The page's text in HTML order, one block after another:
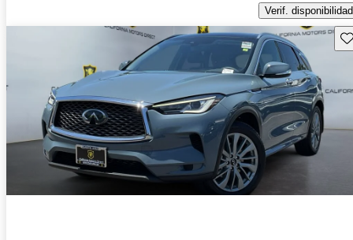
Verif. disponibilidad